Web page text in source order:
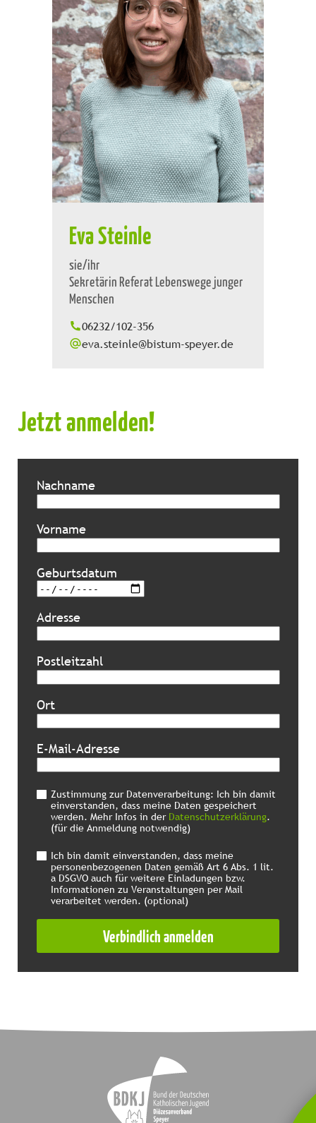
Eva Steinle
sie/ihr
Sekretärin Referat Lebenswege junger
Menschen
06232/102-356
eva.steinle@bistum-speyer.de
Jetzt anmelden!
Nachname
Vorname
Geburtsdatum
Adresse
Postleitzahl
Ort
E-Mail-Adresse
Zustimmung zur Datenverarbeitung: Ich bin damit
einverstanden, dass meine Daten gespeichert
werden. Mehr Infos in der Datenschutzerklärung.
(für die Anmeldung notwendig)
Ich bin damit einverstanden, dass meine
personenbezogenen Daten gemäß Art 6 Abs. 1 lit.
a DSGVO auch für weitere Einladungen bzw.
Informationen zu Veranstaltungen per Mail
verarbeitet werden. (optional)